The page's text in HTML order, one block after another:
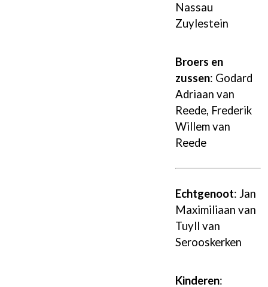
Nassau
Zuylestein
Broers en
zussen: Godard
Adriaan van
Reede, Frederik
Willem van
Reede
Echtgenoot: Jan
Maximiliaan van
Tuyll van
Serooskerken
Kinderen: